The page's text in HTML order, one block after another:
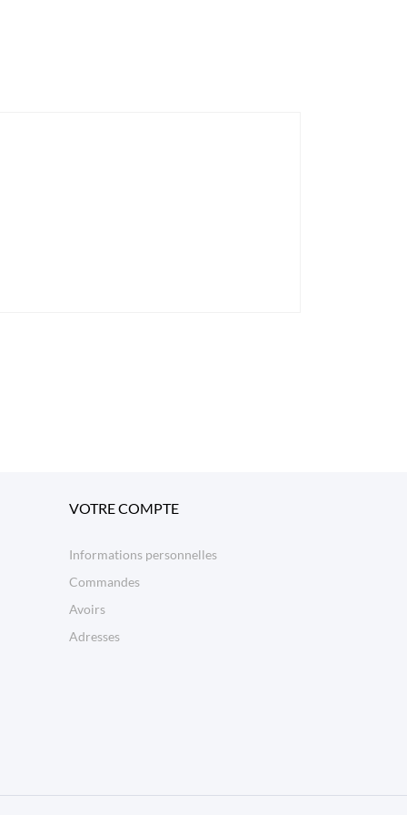
VOTRE COMPTE
Informations personnelles
Commandes
Avoirs
Adresses